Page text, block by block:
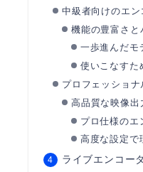
中級者向けのエン
機能の豊富さと
一歩進んだモ
使いこなすた
プロフェッショ
高品質な映像出
プロ仕様のエ
高度な設定で
ライブエンコー